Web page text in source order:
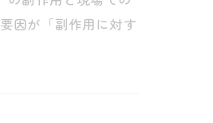
因が「副作用に対す